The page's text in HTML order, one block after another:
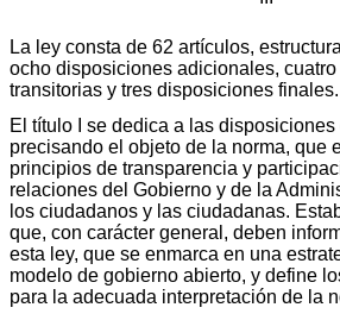
La ley consta de 62 artículos,
ocho disposiciones adicionales,
transitorias y tres disposiciones finales.
El título I se dedica a las disposiciones
precisando el objeto de la norma, que
principios de transparencia y
relaciones del Gobierno y de la
los ciudadanos y las ciudadanas.
que, con carácter general, deben
esta ley, que se enmarca en una
modelo de gobierno abierto, y define
para la adecuada interpretación de la